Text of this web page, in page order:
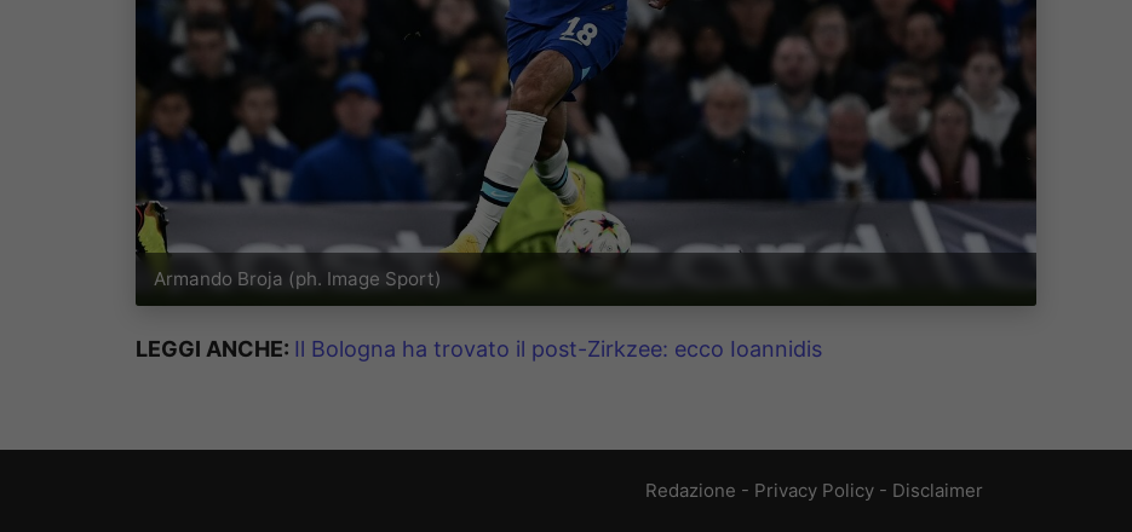
Armando Broja (ph. Image Sport)
LEGGI ANCHE: Il Bologna ha trovato il post-Zirkzee: ecco Ioannidis
Redazione - Privacy Policy- Disclaimer